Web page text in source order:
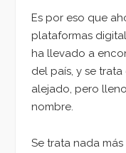
Es por eso que
plataformas
ha llevado a
del país, y se
alejado, pero
nombre.
Se trata nada